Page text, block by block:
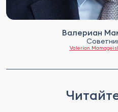
Валериан